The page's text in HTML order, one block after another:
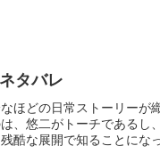
タバレ
ほどの日常ストーリーが
、悠二がトーチであるし
酷な展開で知ることにな